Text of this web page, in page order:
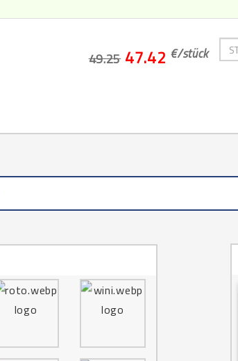
49.25 47.42 €/stück